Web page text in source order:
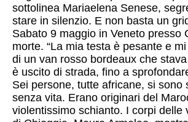
sottolinea Mariaelena Senese,
stare in silenzio. E non basta un
Sabato 9 maggio in Veneto presso
morte. “La mia testa è pesante e
di un van rosso bordeaux che
è uscito di strada, fino a
Sei persone, tutte africane, si
senza vita. Erano originari del
violentissimo schianto. I corpi delle